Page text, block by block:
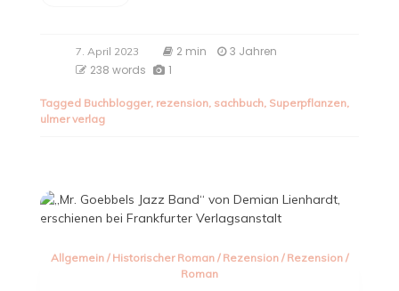
7. April 2023 2 min
3 Jahren
238 words
1
Tagged Buchblogger, rezension, sachbuch, Superpflanzen,
ulmer verlag
Allgemein/ Historischer Roman/ Rezension/ Rezension/
Roman